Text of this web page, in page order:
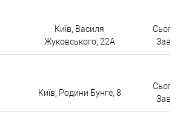
Київ, Василя
Жуковського, 22А
Київ, Родини Бунге, 8